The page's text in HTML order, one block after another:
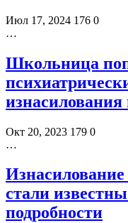
Июл 17, 2024 176 0
…
Школьница
Окт 20, 2023 179 0
…
стали
подробности